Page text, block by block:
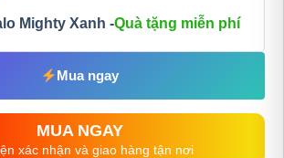
Mighty Xanh -Quà tặng miễn phí
Mua ngay
MUA NGAY
xác nhận và giao hàng tận nơi